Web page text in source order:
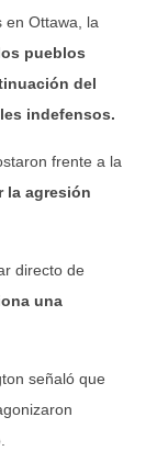
en Ottawa, la
pueblos
del
indefensos.
frente a la
la agresión
directo de
una
señaló que